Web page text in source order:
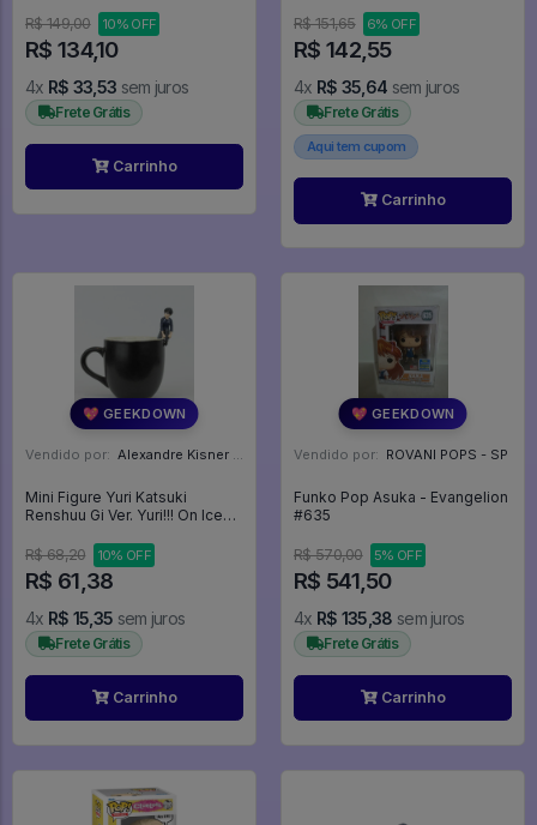
R$ 149,00
10% OFF
R$ 134,10
4x R$ 33,53 sem juros
Frete Grátis
Carrinho
R$ 151,65 6% OFF
R$ 142,55
4x R$ 35,64 sem juros
Frete Grátis
Aqui tem cupom
Carrinho
💖 GEEKDOWN
Vendido por: Alexandre Kisner - PR
Mini Figure Yuri Katsuki
Renshuu Gi Ver. Yuri!!! On Ice
ICE
R$ 68,20 10% OFF
R$ 61,38
4x R$ 15,35 sem juros
Frete Grátis
Carrinho
💖 GEEKDOWN
Vendido por: ROVANI POPS - SP
Funko Pop Asuka - Evangelion
#635
R$ 570,00 5% OFF
R$ 541,50
4x R$ 135,38 sem juros
Frete Grátis
Carrinho